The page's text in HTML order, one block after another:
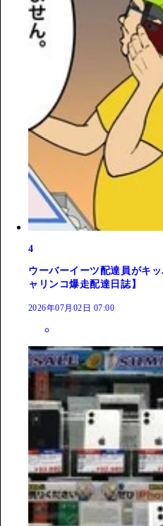
4
ウーバーイーツ配達員がキ
ャリンコ爆走配達日誌】
2026年07月02日 07:00